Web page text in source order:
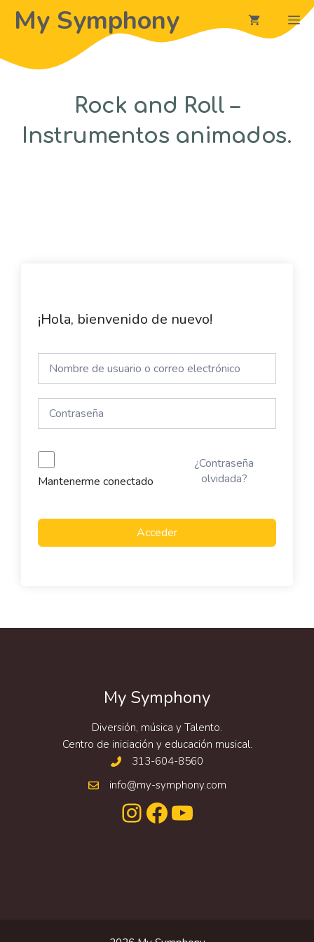
SaltarMy Symphony
Rock and Roll –
Instrumentos animados.
¡Hola, bienvenido de nuevo!
Mantenerme conectado
¿Contraseña
olvidada?
Acceder
My Symphony
Diversión, música y Talento.
Centro de iniciación y educación musical.
313-604-8560
info@my-symphony.com
Instagram
Facebook
YouTube